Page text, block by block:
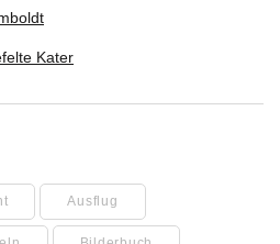
Kater
Ausflug